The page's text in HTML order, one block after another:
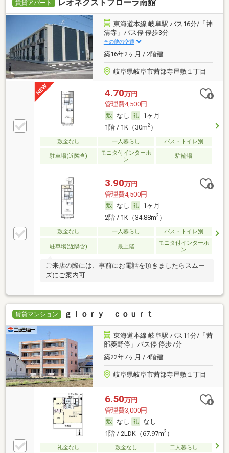
賃貸アパート レオネクストフローラ南館
東海道本線 岐阜駅 バス16分/「神
清寺」バス停 停歩3分
その他の交通
築16年2ヶ月 / 2階建
岐阜県岐阜市茜部寺屋敷１丁目
4.70万円
管理費4,500円
なし
1ヶ月
1階 / 1K（30m2）
敷金なし 一人暮らし バス・トイレ別
駐車場(近隣含)
モニタ付インターホ
ン
駐輪場
3.90万円
管理費4,500円
なし
1ヶ月
2階 / 1K（34.88m2）
敷金なし 一人暮らし バス・トイレ別
駐車場(近隣含) 最上階
モニタ付インターホ
ン
ご来店の際には、事前にお電話を頂きましたらスムー
ズにご案内可
賃貸マンション ｇｌｏｒｙ ｃｏｕｒｔ
東海道本線 岐阜駅 バス11分/「茜
部菱野停」バス停 停歩7分
築22年7ヶ月 / 4階建
岐阜県岐阜市茜部寺屋敷１丁目
6.50万円
管理費3,000円
なし
なし
1階 / 2LDK（67.97m2）
礼金なし 敷金なし
二人暮らし